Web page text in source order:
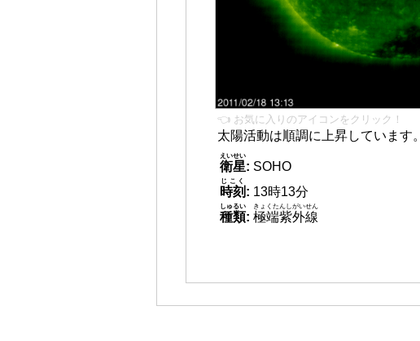
👈 お気に入りのアイコンをクリック！
太陽活動は順調に上昇しています。
衛星
えいせい
: SOHO
時刻
じこく
: 13時13分
種類
しゅるい
: 極端紫外線
きょくたんしがいせん